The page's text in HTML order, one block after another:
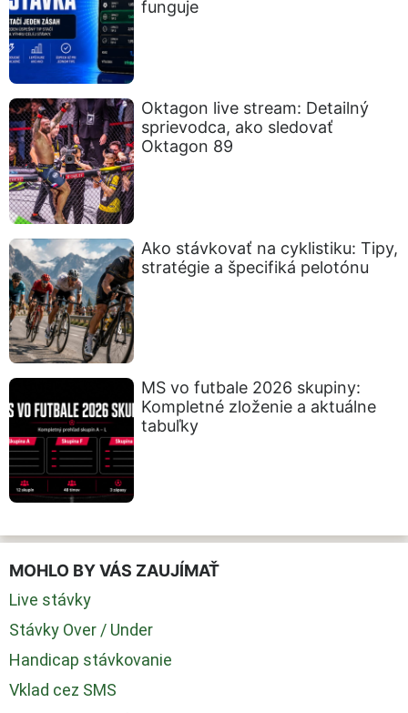
funguje
Oktagon live stream: Detailný
sprievodca, ako sledovať
Oktagon 89
Ako stávkovať na cyklistiku: Tipy,
stratégie a špecifiká pelotónu
MS vo futbale 2026 skupiny:
Kompletné zloženie a aktuálne
tabuľky
MOHLO BY VÁS ZAUJÍMAŤ
Live stávky
Stávky Over / Under
Handicap stávkovanie
Vklad cez SMS